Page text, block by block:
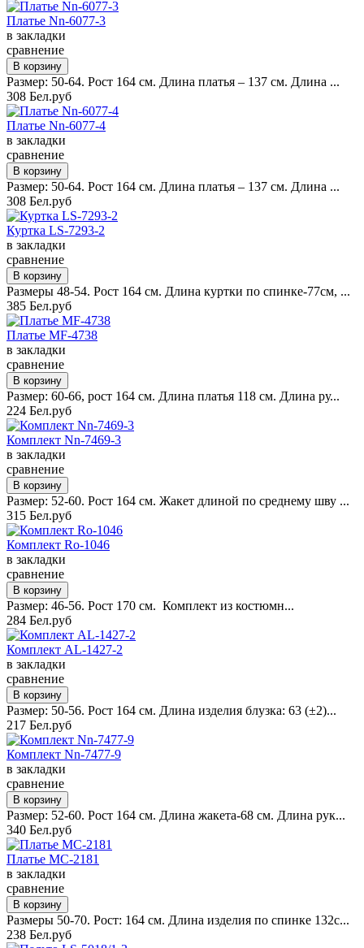
Платье Nn-6077-3
в закладки
сравнение
Размер: 50-64. Рост 164 см. Длина платья – 137 см. Длина ...
308 Бел.руб
Платье Nn-6077-4
в закладки
сравнение
Размер: 50-64. Рост 164 см. Длина платья – 137 см. Длина ...
308 Бел.руб
Куртка LS-7293-2
в закладки
сравнение
Размеры 48-54. Рост 164 см. Длина куртки по спинке-77см, ...
385 Бел.руб
Платье MF-4738
в закладки
сравнение
Размер: 60-66, рост 164 см. Длина платья 118 см. Длина ру...
224 Бел.руб
Комплект Nn-7469-3
в закладки
сравнение
Размер: 52-60. Рост 164 см. Жакет длиной по среднему шву ...
315 Бел.руб
Комплект Ro-1046
в закладки
сравнение
Размер: 46-56. Рост 170 см. Комплект из костюмн...
284 Бел.руб
Комплект AL-1427-2
в закладки
сравнение
Размер: 50-56. Рост 164 см. Длина изделия блузка: 63 (±2)...
217 Бел.руб
Комплект Nn-7477-9
в закладки
сравнение
Размер: 52-60. Рост 164 см. Длина жакета-68 см. Длина рук...
340 Бел.руб
Платье MC-2181
в закладки
сравнение
Размеры 50-70. Рост: 164 см. Длина изделия по спинке 132с...
238 Бел.руб